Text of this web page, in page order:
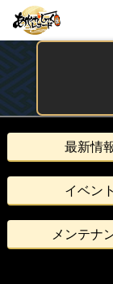
最新情
イベント
メンテナ